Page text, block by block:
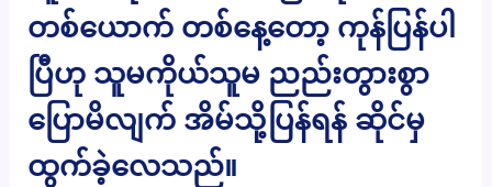
တစ်ယောက် တစ်နေ့တော့ ကုန်ပြန်ပါ
ပြီဟု သူမကိုယ်သူမ ညည်းတွားစွာ
ပြောမိလျက် အိမ်သို့ပြန်ရန် ဆိုင်မှ
ထွက်ခဲ့လေသည်။